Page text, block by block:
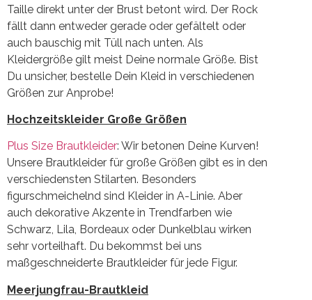
Taille direkt unter der Brust betont wird. Der Rock
fällt dann entweder gerade oder gefältelt oder
auch bauschig mit Tüll nach unten. Als
Kleidergröße gilt meist Deine normale Größe. Bist
Du unsicher, bestelle Dein Kleid in verschiedenen
Größen zur Anprobe!
Hochzeitskleider Große Größen
Plus Size Brautkleider: Wir betonen Deine Kurven!
Unsere Brautkleider für große Größen gibt es in den
verschiedensten Stilarten. Besonders
figurschmeichelnd sind Kleider in A-Linie. Aber
auch dekorative Akzente in Trendfarben wie
Schwarz, Lila, Bordeaux oder Dunkelblau wirken
sehr vorteilhaft. Du bekommst bei uns
maßgeschneiderte Brautkleider für jede Figur.
Meerjungfrau-Brautkleid